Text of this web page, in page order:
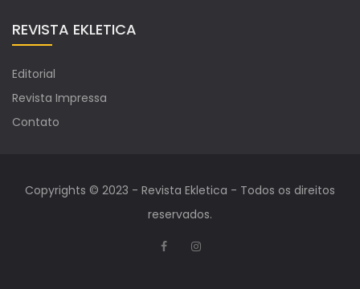
REVISTA EKLETICA
Editorial
Revista Impressa
Contato
Copyrights © 2023 - Revista Ekletica - Todos os direitos
reservados.